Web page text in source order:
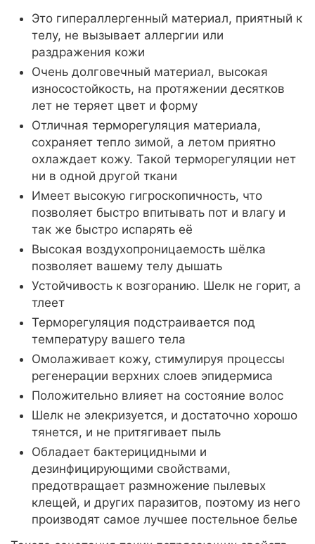
Это гипераллергенный материал, приятный к
телу, не вызывает аллергии или
раздражения кожи
Очень долговечный материал, высокая
износостойкость, на протяжении десятков
лет не теряет цвет и форму
Отличная терморегуляция материала,
сохраняет тепло зимой, а летом приятно
охлаждает кожу. Такой терморегуляции нет
ни в одной другой ткани
Имеет высокую гигроскопичность, что
позволяет быстро впитывать пот и влагу и
так же быстро испарять её
Высокая воздухопроницаемость шёлка
позволяет вашему телу дышать
Устойчивость к возгоранию. Шелк не горит, а
тлеет
Терморегуляция подстраивается под
температуру вашего тела
Омолаживает кожу, стимулируя процессы
регенерации верхних слоев эпидермиса
Положительно влияет на состояние волос
Шелк не элекризуется, и достаточно хорошо
тянется, и не притягивает пыль
Обладает бактерицидными и
дезинфицирующими свойствами,
предотвращает размножение пылевых
клещей, и других паразитов, поэтому из него
производят самое лучшее постельное белье